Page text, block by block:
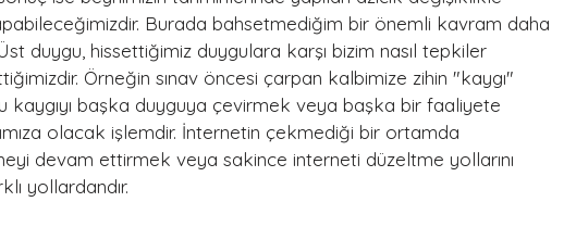
Burada bahsetmediğim bir önemli kavram daha
duygu, hissettiğimiz duygulara karşı bizim nasıl tepkiler
Örneğin sınav öncesi çarpan kalbimize zihin "kaygı"
kaygıyı başka duyguya çevirmek veya başka bir faaliyete
olacak işlemdir. İnternetin çekmediği bir ortamda
devam ettirmek veya sakince interneti düzeltme yollarını
yollardandır.